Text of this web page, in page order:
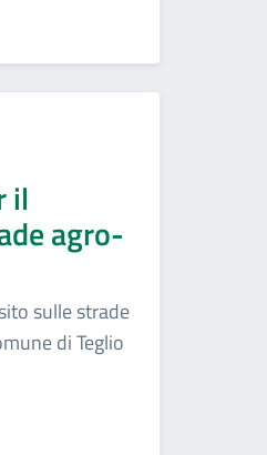
il
agro-
sulle strade
di Teglio